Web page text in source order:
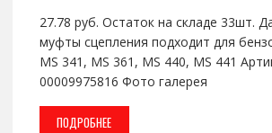
27.78 руб. Остаток на складе 33шт.
муфты сцепления подходит для
MS 341, MS 361, MS 440, MS 441
00009975816 Фото галерея
ПОДРОБНЕЕ